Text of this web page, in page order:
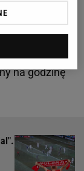
przyjechali
autokarem.
według
na godzinę